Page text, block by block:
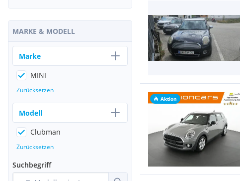
Aktion
MARKE & MODELL
Marke
MINI
Zurücksetzen
Modell
Clubman
Zurücksetzen
Suchbegriff